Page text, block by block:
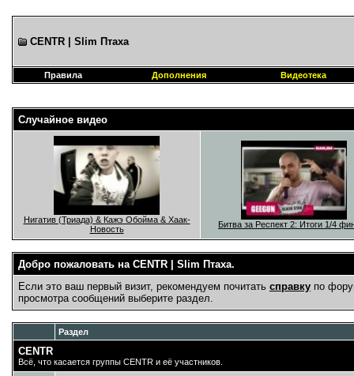
CENTR | Slim Птаха
Правила Дополнения Видеотека
Случайное видео
Нигатив (Триада) & Кажэ Обойма & Хаак-
Новость
Битва за Респект 2: Итоги 1/4
Добро пожаловать на CENTR | Slim Птаха.
Если это ваш первый визит, рекомендуем почитать справку по
просмотра сообщений выберите раздел.
Раздел
CENTR
Всё, что касается группы CENTR и её участников.